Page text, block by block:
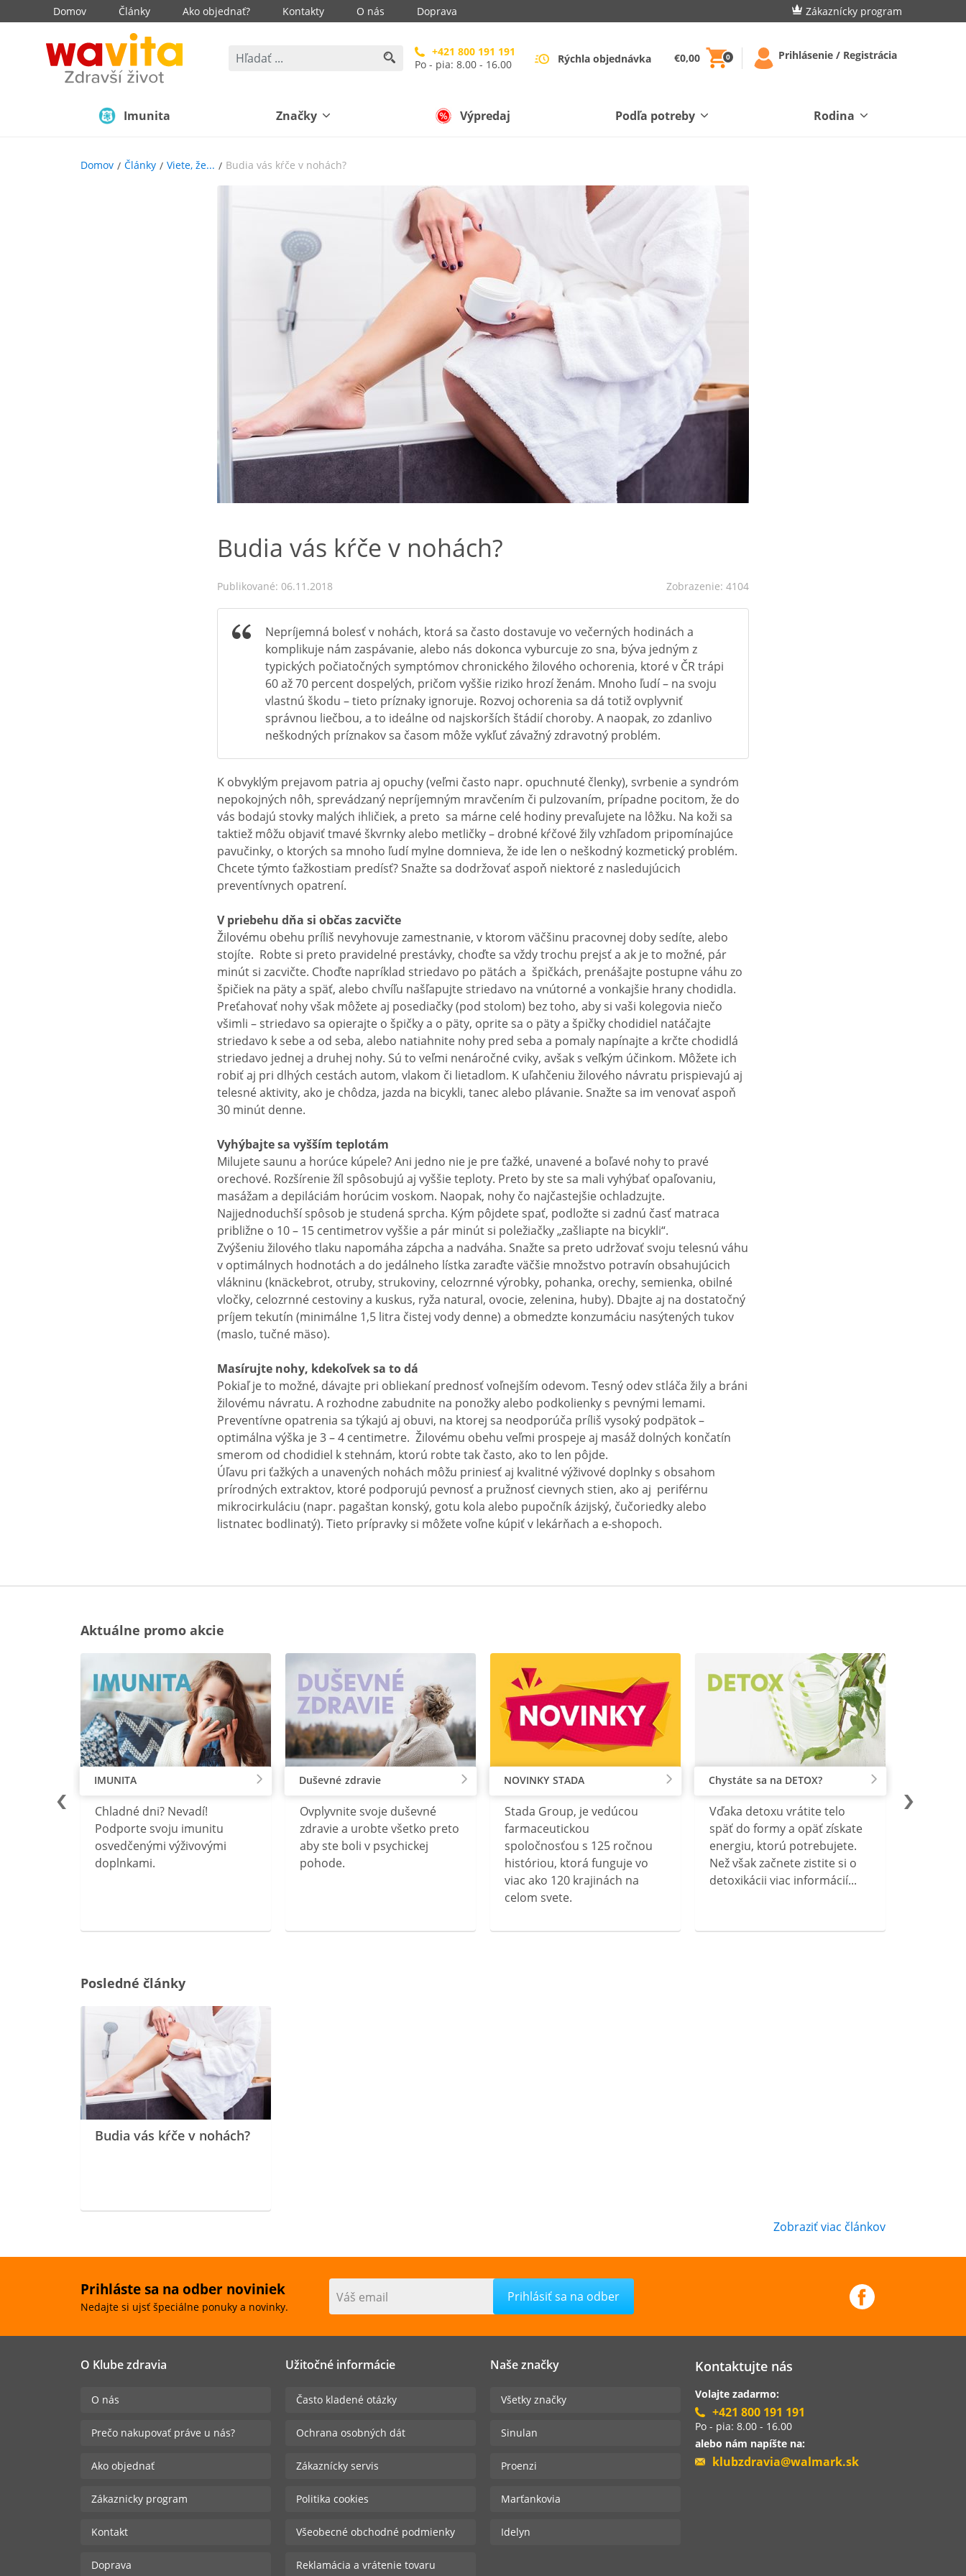
Domov Články Ako objednať? Kontakty O nás Doprava Zákaznícky program
+421 800 191 191
Po - pia: 8.00 - 16.00
Rýchla objednávka €0,00 0 Prihlásenie / Registrácia
Imunita Značky Výpredaj Podľa potreby Rodina
Domov Články Viete, že... Budia vás kŕče v nohách?
Budia vás kŕče v nohách?
Publikované: 06.11.2018 Zobrazenie: 4104
Nepríjemná bolesť v nohách, ktorá sa často dostavuje vo večerných hodinách a
komplikuje nám zaspávanie, alebo nás dokonca vyburcuje zo sna, býva jedným z
typických počiatočných symptómov chronického žilového ochorenia, ktoré v ČR trápi
60 až 70 percent dospelých, pričom vyššie riziko hrozí ženám. Mnoho ľudí – na svoju
vlastnú škodu – tieto príznaky ignoruje. Rozvoj ochorenia sa dá totiž ovplyvniť
správnou liečbou, a to ideálne od najskorších štádií choroby. A naopak, zo zdanlivo
neškodných príznakov sa časom môže vykľuť závažný zdravotný problém.
K obvyklým prejavom patria aj opuchy (veľmi často napr. opuchnuté členky), svrbenie a syndróm
nepokojných nôh, sprevádzaný nepríjemným mravčením či pulzovaním, prípadne pocitom, že do
vás bodajú stovky malých ihličiek, a preto sa márne celé hodiny prevaľujete na lôžku. Na koži sa
taktiež môžu objaviť tmavé škvrnky alebo metličky – drobné kŕčové žily vzhľadom pripomínajúce
pavučinky, o ktorých sa mnoho ľudí mylne domnieva, že ide len o neškodný kozmetický problém.
Chcete týmto ťažkostiam predísť? Snažte sa dodržovať aspoň niektoré z nasledujúcich
preventívnych opatrení.
V priebehu dňa si občas zacvičte
Žilovému obehu príliš nevyhovuje zamestnanie, v ktorom väčšinu pracovnej doby sedíte, alebo
stojíte. Robte si preto pravidelné prestávky, choďte sa vždy trochu prejsť a ak je to možné, pár
minút si zacvičte. Choďte napríklad striedavo po pätách a špičkách, prenášajte postupne váhu zo
špičiek na päty a späť, alebo chvíľu našľapujte striedavo na vnútorné a vonkajšie hrany chodidla.
Preťahovať nohy však môžete aj posediačky (pod stolom) bez toho, aby si vaši kolegovia niečo
všimli – striedavo sa opierajte o špičky a o päty, oprite sa o päty a špičky chodidiel natáčajte
striedavo k sebe a od seba, alebo natiahnite nohy pred seba a pomaly napínajte a krčte chodidlá
striedavo jednej a druhej nohy. Sú to veľmi nenáročné cviky, avšak s veľkým účinkom. Môžete ich
robiť aj pri dlhých cestách autom, vlakom či lietadlom. K uľahčeniu žilového návratu prispievajú aj
telesné aktivity, ako je chôdza, jazda na bicykli, tanec alebo plávanie. Snažte sa im venovať aspoň
30 minút denne.
Vyhýbajte sa vyšším teplotám
Milujete saunu a horúce kúpele? Ani jedno nie je pre ťažké, unavené a boľavé nohy to pravé
orechové. Rozšírenie žíl spôsobujú aj vyššie teploty. Preto by ste sa mali vyhýbať opaľovaniu,
masážam a depiláciám horúcim voskom. Naopak, nohy čo najčastejšie ochladzujte.
Najjednoduchší spôsob je studená sprcha. Kým pôjdete spať, podložte si zadnú časť matraca
približne o 10 – 15 centimetrov vyššie a pár minút si poležiačky „zašliapte na bicykli“.
Zvýšeniu žilového tlaku napomáha zápcha a nadváha. Snažte sa preto udržovať svoju telesnú váhu
v optimálnych hodnotách a do jedálneho lístka zaraďte väčšie množstvo potravín obsahujúcich
vlákninu (knäckebrot, otruby, strukoviny, celozrnné výrobky, pohanka, orechy, semienka, obilné
vločky, celozrnné cestoviny a kuskus, ryža natural, ovocie, zelenina, huby). Dbajte aj na dostatočný
príjem tekutín (minimálne 1,5 litra čistej vody denne) a obmedzte konzumáciu nasýtených tukov
(maslo, tučné mäso).
Masírujte nohy, kdekoľvek sa to dá
Pokiaľ je to možné, dávajte pri obliekaní prednosť voľnejším odevom. Tesný odev stláča žily a bráni
žilovému návratu. A rozhodne zabudnite na ponožky alebo podkolienky s pevnými lemami.
Preventívne opatrenia sa týkajú aj obuvi, na ktorej sa neodporúča príliš vysoký podpätok –
optimálna výška je 3 – 4 centimetre. Žilovému obehu veľmi prospeje aj masáž dolných končatín
smerom od chodidiel k stehnám, ktorú robte tak často, ako to len pôjde.
Úľavu pri ťažkých a unavených nohách môžu priniesť aj kvalitné výživové doplnky s obsahom
prírodných extraktov, ktoré podporujú pevnosť a pružnosť cievnych stien, ako aj periférnu
mikrocirkuláciu (napr. pagaštan konský, gotu kola alebo pupočník ázijský, čučoriedky alebo
listnatec bodlinatý). Tieto prípravky si môžete voľne kúpiť v lekárňach a e-shopoch.
Aktuálne promo akcie
IMUNITA
Chladné dni? Nevadí!
Podporte svoju imunitu
osvedčenými výživovými
doplnkami.
Duševné zdravie
Ovplyvnite svoje duševné
zdravie a urobte všetko preto
aby ste boli v psychickej
pohode.
NOVINKY STADA
Stada Group, je vedúcou
farmaceutickou
spoločnosťou s 125 ročnou
históriou, ktorá funguje vo
viac ako 120 krajinách na
celom svete.
Chystáte sa na DETOX?
Vďaka detoxu vrátite telo
späť do formy a opäť získate
energiu, ktorú potrebujete.
Než však začnete zistite si o
detoxikácii viac informácií...
Posledné články
Budia vás kŕče v nohách?
Zobraziť viac článkov
Prihláste sa na odber noviniek
Nedajte si ujsť špeciálne ponuky a novinky.
Váš email
O Klube zdravia
O nás
Prečo nakupovať práve u nás?
Ako objednať
Zákaznicky program
Kontakt
Doprava
Užitočné informácie
Často kladené otázky
Ochrana osobných dát
Zákaznícky servis
Politika cookies
Všeobecné obchodné podmienky
Reklamácia a vrátenie tovaru
Naše značky
Všetky značky
Sinulan
Proenzi
Marťankovia
Idelyn
Kontaktujte nás
Volajte zadarmo:
+421 800 191 191
Po - pia: 8.00 - 16.00
alebo nám napíšte na:
klubzdravia@walmark.sk